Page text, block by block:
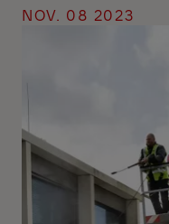
NOV. 08 2023